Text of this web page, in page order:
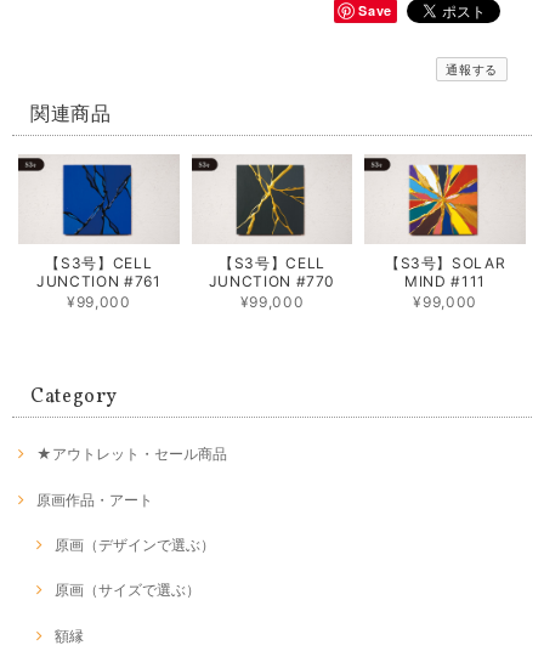
Save
通報する
関連商品
【S3号】CELL
JUNCTION #761
¥99,000
【S3号】CELL
JUNCTION #770
¥99,000
【S3号】SOLAR
MIND #111
¥99,000
Category
★アウトレット・セール商品
原画作品・アート
原画（デザインで選ぶ）
原画（サイズで選ぶ）
額縁